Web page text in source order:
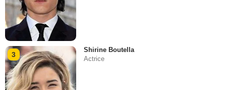
3
Shirine Boutella
Actrice